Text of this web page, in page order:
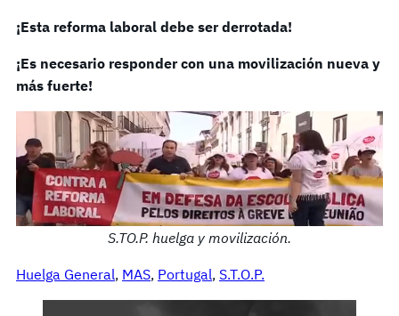
¡Esta reforma laboral debe ser derrotada!
¡Es necesario responder con una movilización nueva y
más fuerte!
S.TO.P. huelga y movilización.
Huelga General, MAS, Portugal, S.T.O.P.